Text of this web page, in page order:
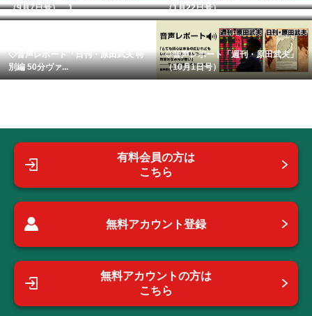
（9月7日号） 1...
（1月22日号） ...
◇音声レポート「日刊・原田武夫 特
別編 50分ヴァ...
◇音声レポート「週刊・原田武夫」
（10月1日号）
有料会員の方は
こちら
無料アカウント登録
無料アカウントの方は
こちら